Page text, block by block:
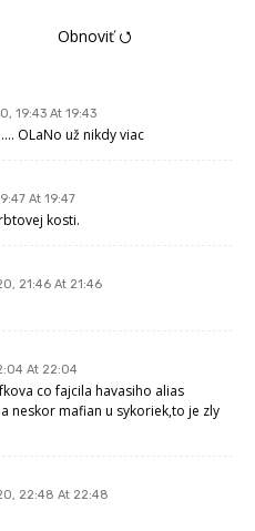
Obnoviť ⭯
19:43 At 19:43
OLaNo už nikdy viac
At 19:47
kosti.
21:46 At 21:46
At 22:04
co fajcila havasiho alias
neskor mafian u sykoriek,to je zly
22:48 At 22:48